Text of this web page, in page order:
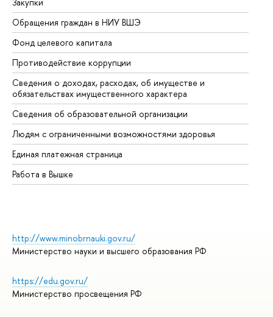
Обращения граждан в НИУ ВШЭ
Фонд целевого капитала
Противодействие коррупции
Сведения о доходах, расходах, об имуществе и
обязательствах имущественного характера
Сведения об образовательной организации
Людям с ограниченными возможностями здоровья
Единая платежная страница
Работа в Вышке
http://www.minobrnauki.gov.ru/
Министерство науки и высшего образования РФ
https://edu.gov.ru/
Министерство просвещения РФ